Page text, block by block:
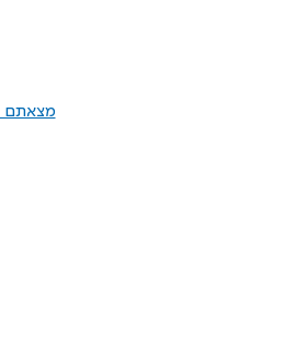
מצאתם